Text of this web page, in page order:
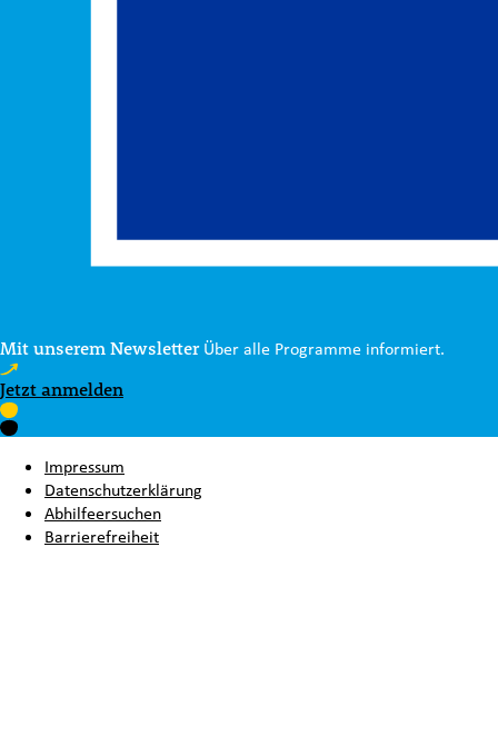
Mit unserem Newsletter Über alle Programme informiert.
Jetzt anmelden
Impressum
Datenschutzerklärung
Abhilfeersuchen
Barrierefreiheit